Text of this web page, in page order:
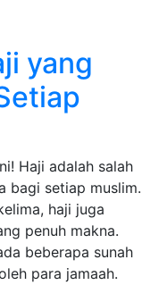
yang
Haji adalah salah
bagi setiap muslim.
haji juga
penuh makna.
beberapa sunah
para jamaah.